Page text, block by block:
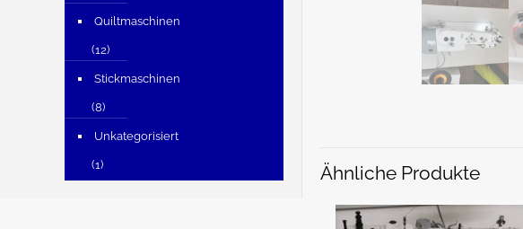
Ähnliche Produkte
Quiltmaschinen
(12)
Stickmaschinen
(8)
Unkategorisiert
(1)